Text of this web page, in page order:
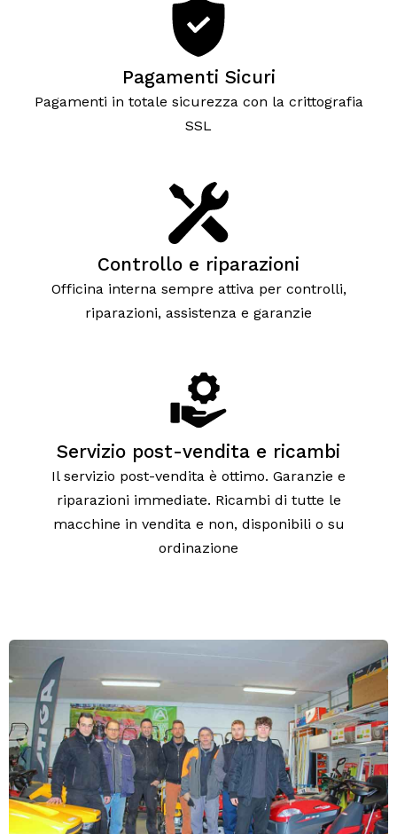
Pagamenti Sicuri
Pagamenti in totale sicurezza con la crittografia
SSL
Controllo e riparazioni
Officina interna sempre attiva per controlli,
riparazioni, assistenza e garanzie
Servizio post-vendita e ricambi
Il servizio post-vendita è ottimo. Garanzie e
riparazioni immediate. Ricambi di tutte le
macchine in vendita e non, disponibili o su
ordinazione